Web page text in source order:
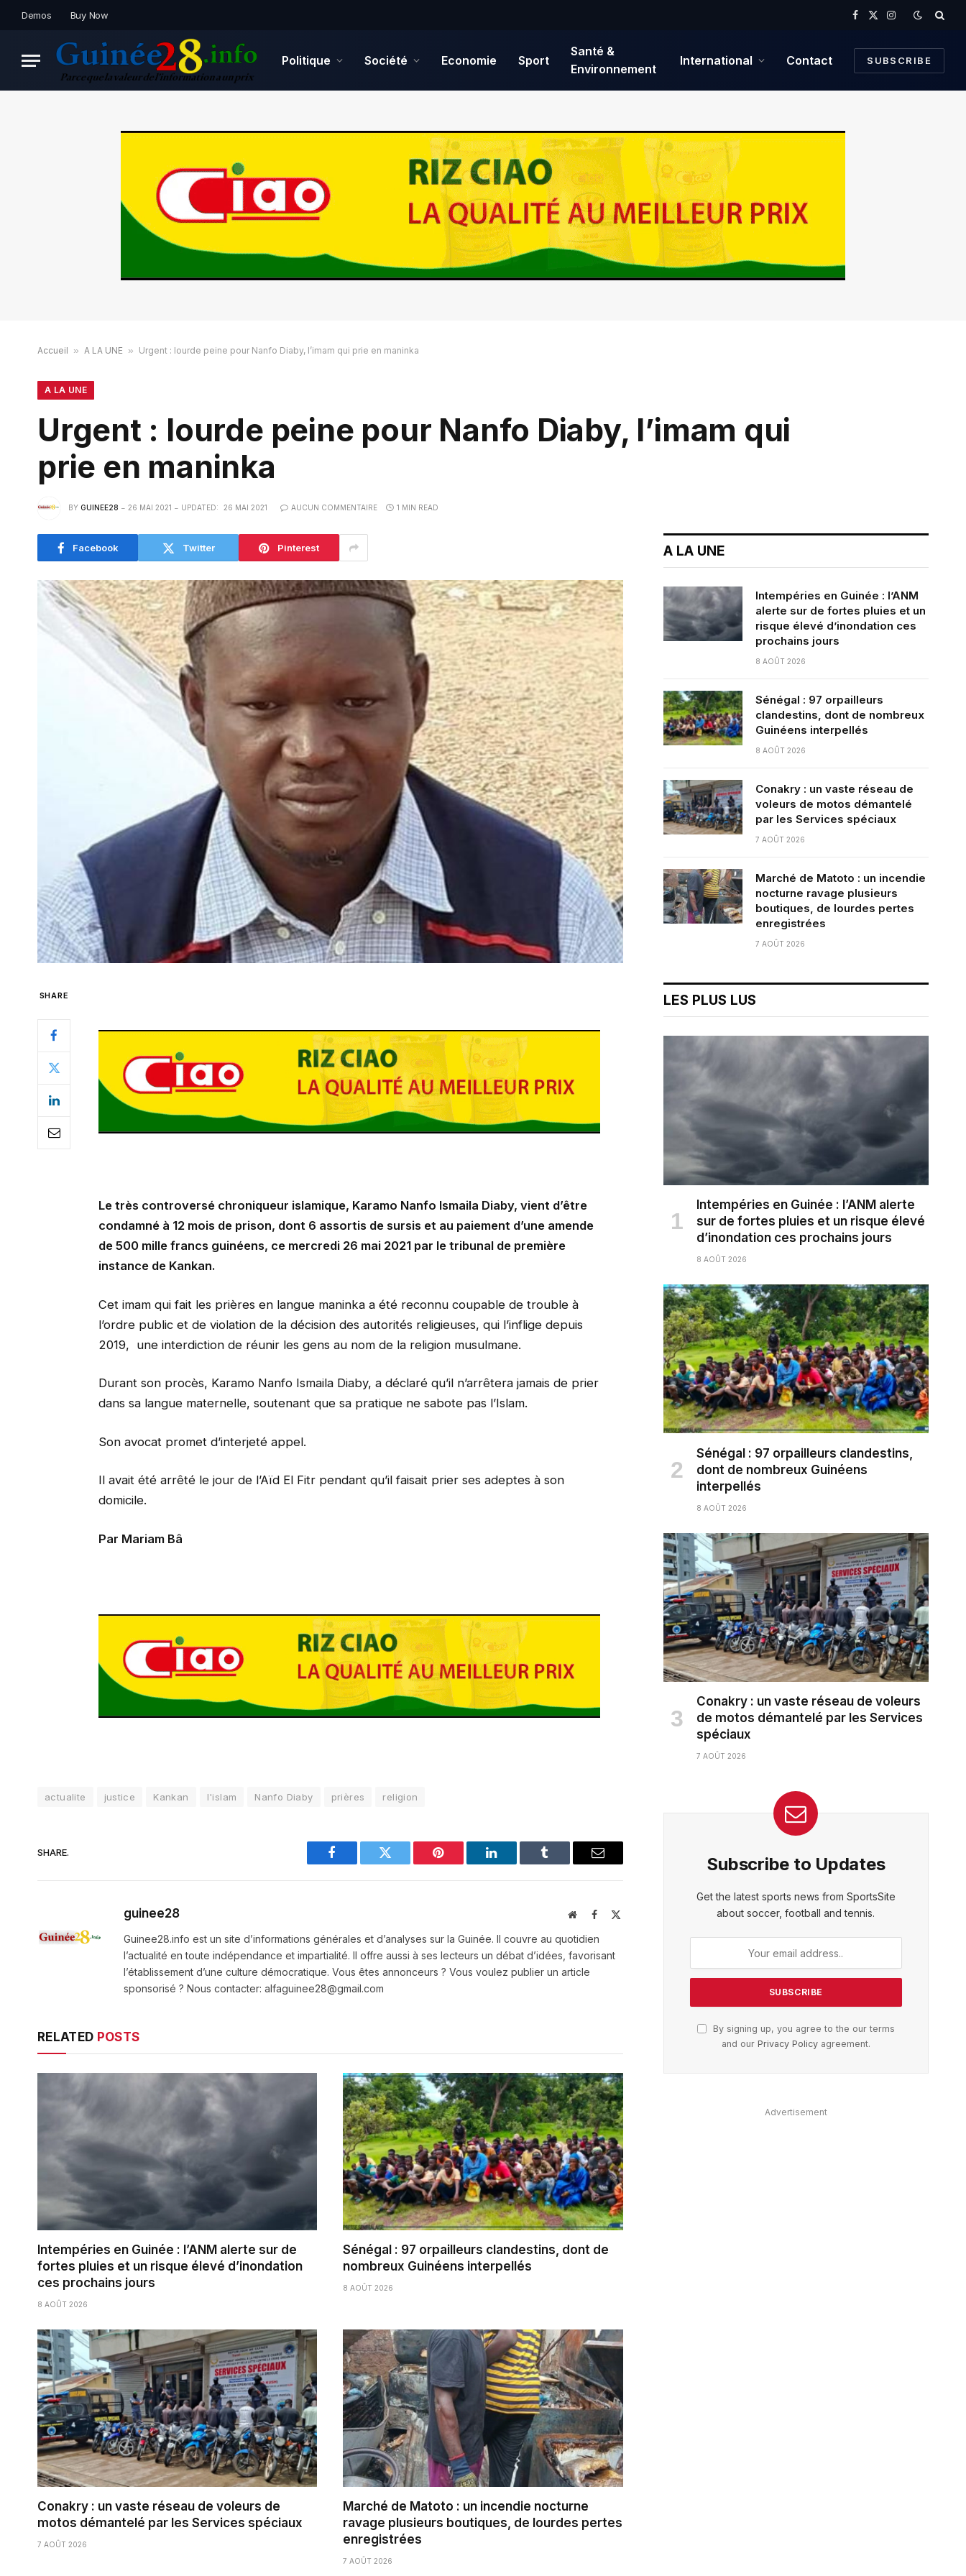
Demos Buy Now
Facebook
X
Instagram
Politique Société Economie Sport
Santé &
Environnement
International Contact SUBSCRIBE
Accueil » A LA UNE » Urgent : lourde peine pour Nanfo Diaby, l’imam qui prie en maninka
A LA UNE
Urgent : lourde peine pour Nanfo Diaby, l’imam qui
prie en maninka
BY GUINEE28 26 MAI 2021 UPDATED: 26 MAI 2021 AUCUN COMMENTAIRE 1 MIN READ
Facebook Twitter Pinterest
SHARE
Le très controversé chroniqueur islamique, Karamo Nanfo Ismaila Diaby, vient d’être
condamné à 12 mois de prison, dont 6 assortis de sursis et au paiement d’une amende
de 500 mille francs guinéens, ce mercredi 26 mai 2021 par le tribunal de première
instance de Kankan.
Cet imam qui fait les prières en langue maninka a été reconnu coupable de trouble à
l’ordre public et de violation de la décision des autorités religieuses, qui l’inflige depuis
2019, une interdiction de réunir les gens au nom de la religion musulmane.
Durant son procès, Karamo Nanfo Ismaila Diaby, a déclaré qu’il n’arrêtera jamais de prier
dans sa langue maternelle, soutenant que sa pratique ne sabote pas l’Islam.
Son avocat promet d’interjeté appel.
Il avait été arrêté le jour de l’Aïd El Fitr pendant qu’il faisait prier ses adeptes à son
domicile.
Par Mariam Bâ
actualite justice Kankan l'islam Nanfo Diaby prières religion
SHARE.
Facebook Twitter Pinterest LinkedIn Tumblr Email
guinee28 WebsiteFacebook
X
Guinee28.info est un site d’informations générales et d’analyses sur la Guinée. Il couvre au quotidien
l’actualité en toute indépendance et impartialité. Il offre aussi à ses lecteurs un débat d’idées, favorisant
l’établissement d’une culture démocratique. Vous êtes annonceurs ? Vous voulez publier un article
sponsorisé ? Nous contacter: alfaguinee28@gmail.com
RELATED POSTS
Intempéries en Guinée : l’ANM alerte sur de
fortes pluies et un risque élevé d’inondation
ces prochains jours
8 AOÛT 2026
Sénégal : 97 orpailleurs clandestins, dont de
nombreux Guinéens interpellés
8 AOÛT 2026
Conakry : un vaste réseau de voleurs de
motos démantelé par les Services spéciaux
7 AOÛT 2026
Marché de Matoto : un incendie nocturne
ravage plusieurs boutiques, de lourdes pertes
enregistrées
7 AOÛT 2026
A LA UNE
Intempéries en Guinée : l’ANM
alerte sur de fortes pluies et un
risque élevé d’inondation ces
prochains jours
8 AOÛT 2026
Sénégal : 97 orpailleurs
clandestins, dont de nombreux
Guinéens interpellés
8 AOÛT 2026
Conakry : un vaste réseau de
voleurs de motos démantelé
par les Services spéciaux
7 AOÛT 2026
Marché de Matoto : un incendie
nocturne ravage plusieurs
boutiques, de lourdes pertes
enregistrées
7 AOÛT 2026
LES PLUS LUS
Intempéries en Guinée : l’ANM alerte
sur de fortes pluies et un risque élevé
d’inondation ces prochains jours
8 AOÛT 2026
Sénégal : 97 orpailleurs clandestins,
dont de nombreux Guinéens
interpellés
8 AOÛT 2026
Conakry : un vaste réseau de voleurs
de motos démantelé par les Services
spéciaux
7 AOÛT 2026
Subscribe to Updates
Get the latest sports news from SportsSite
about soccer, football and tennis.
By signing up, you agree to the our terms
and our Privacy Policyagreement.
Advertisement